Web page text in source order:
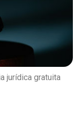
jurídica gratuita